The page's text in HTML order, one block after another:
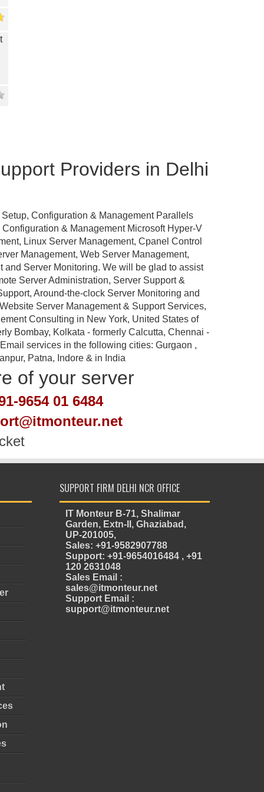
Providers in Delhi
Configuration & Management Parallels
& Management Microsoft Hyper-V
Linux Server Management, Cpanel Control
Management, Web Server Management,
Server Monitoring. We will be glad to assist
Server Administration, Server Support &
Around-the-clock Server Monitoring and
Server Management & Support Services,
Consulting in New York, United States of
Bombay, Kolkata - formerly Calcutta, Chennai -
services in the following cities: Gurgaon ,
Patna, Indore & in India
of your server
9654 01 6484
SUPPORT FIRM DELHI NCR OFFICE
IT Monteur B-71, Shalimar
Garden, Extn-II, Ghaziabad,
UP-201005,
Sales: +91-9582907788
Support: +91-9654016484 , +91
120 2631048
Sales Email :
sales@itmonteur.net
Support Email :
support@itmonteur.net